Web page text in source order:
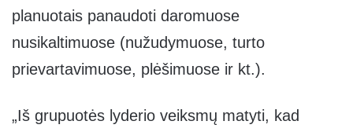
planuotais panaudoti daromuose
nusikaltimuose (nužudymuose, turto
prievartavimuose, plėšimuose ir kt.).
„Iš grupuotės lyderio veiksmų matyti, kad